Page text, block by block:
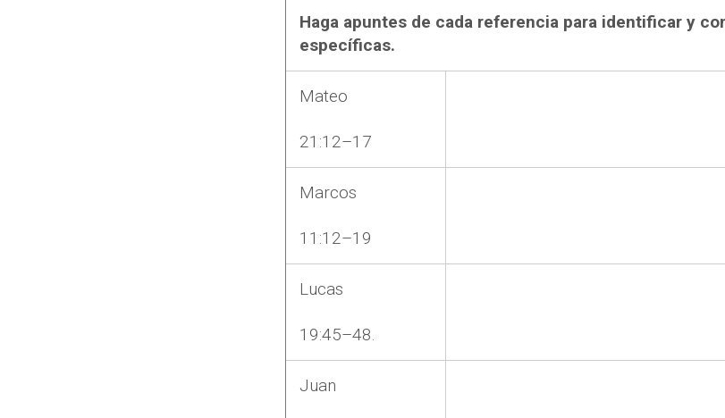
Haga apuntes de cada referencia para identificar y
específicas.
Mateo
21:12–17
Marcos
11:12–19
Lucas
19:45–48.
Juan